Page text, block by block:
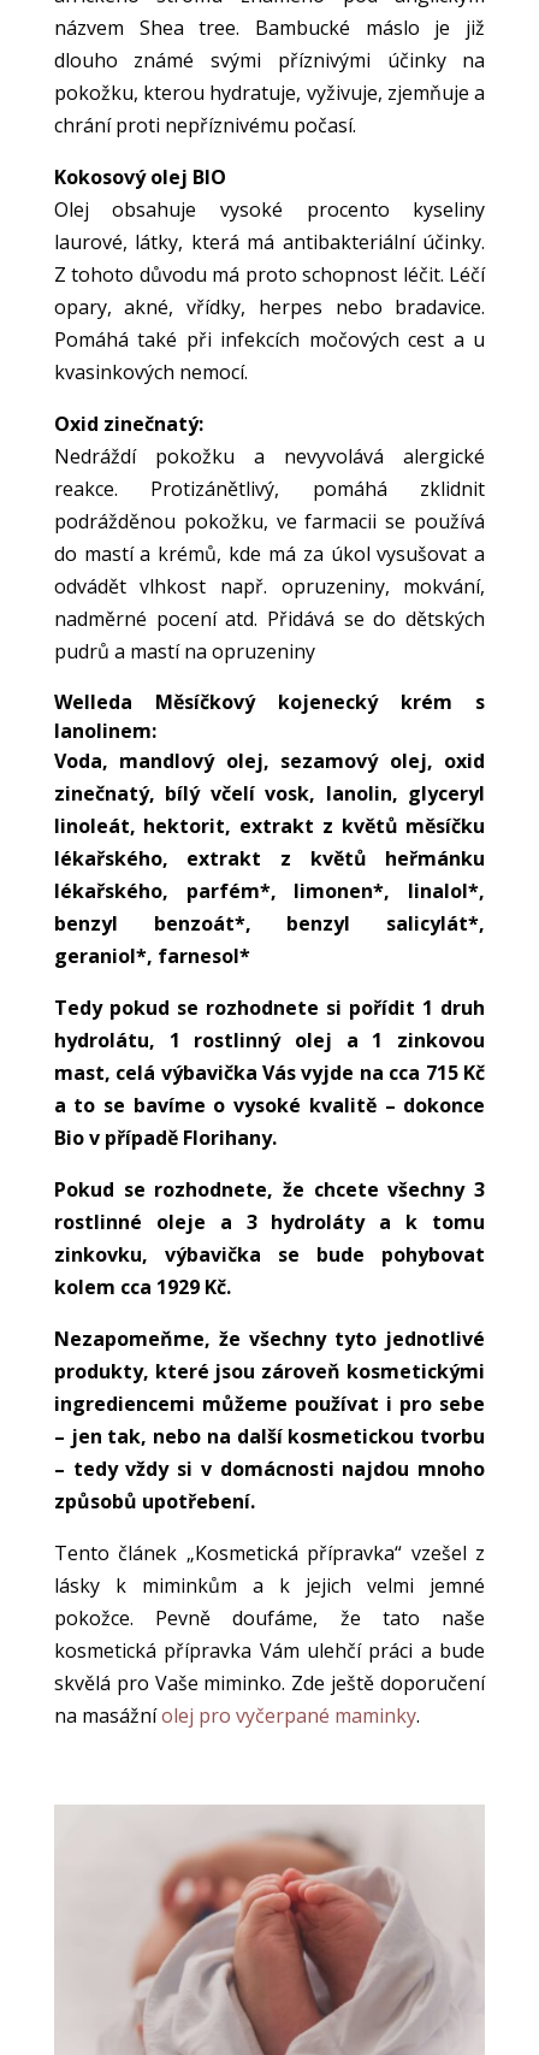
názvem Shea tree. Bambucké máslo je již
dlouho známé svými příznivými účinky na
pokožku, kterou hydratuje, vyživuje, zjemňuje a
chrání proti nepříznivému počasí.
Kokosový olej BIO
Olej obsahuje vysoké procento kyseliny
laurové, látky, která má antibakteriální účinky.
Z tohoto důvodu má proto schopnost léčit. Léčí
opary, akné, vřídky, herpes nebo bradavice.
Pomáhá také při infekcích močových cest a u
kvasinkových nemocí.
Oxid zinečnatý:
Nedráždí pokožku a nevyvolává alergické
reakce. Protizánětlivý, pomáhá zklidnit
podrážděnou pokožku, ve farmacii se používá
do mastí a krémů, kde má za úkol vysušovat a
odvádět vlhkost např. opruzeniny, mokvání,
nadměrné pocení atd. Přidává se do dětských
pudrů a mastí na opruzeniny
Welleda Měsíčkový kojenecký krém s
lanolinem:
Voda, mandlový olej, sezamový olej, oxid
zinečnatý, bílý včelí vosk, lanolin, glyceryl
linoleát, hektorit, extrakt z květů měsíčku
lékařského, extrakt z květů heřmánku
lékařského, parfém*, limonen*, linalol*,
benzyl benzoát*, benzyl salicylát*,
geraniol*, farnesol*
Tedy pokud se rozhodnete si pořídit 1 druh
hydrolátu, 1 rostlinný olej a 1 zinkovou
mast, celá výbavička Vás vyjde na cca 715 Kč
a to se bavíme o vysoké kvalitě – dokonce
Bio v případě Florihany.
Pokud se rozhodnete, že chcete všechny 3
rostlinné oleje a 3 hydroláty a k tomu
zinkovku, výbavička se bude pohybovat
kolem cca 1929 Kč.
Nezapomeňme, že všechny tyto jednotlivé
produkty, které jsou zároveň kosmetickými
ingrediencemi můžeme používat i pro sebe
– jen tak, nebo na další kosmetickou tvorbu
– tedy vždy si v domácnosti najdou mnoho
způsobů upotřebení.
Tento článek „Kosmetická přípravka“ vzešel z
lásky k miminkům a k jejich velmi jemné
pokožce. Pevně doufáme, že tato naše
kosmetická přípravka Vám ulehčí práci a bude
skvělá pro Vaše miminko. Zde ještě doporučení
na masážníolej pro vyčerpané maminky.